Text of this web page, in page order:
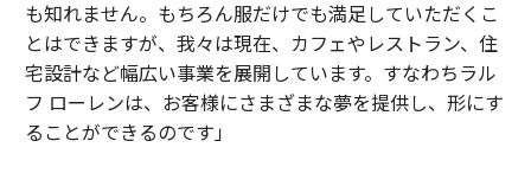
も知れません。もちろん服だけでも満足していただくこ
とはできますが、我々は現在、カフェやレストラン、住
宅設計など幅広い事業を展開しています。すなわちラル
フ ローレンは、お客様にさまざまな夢を提供し、形にす
ることができるのです」